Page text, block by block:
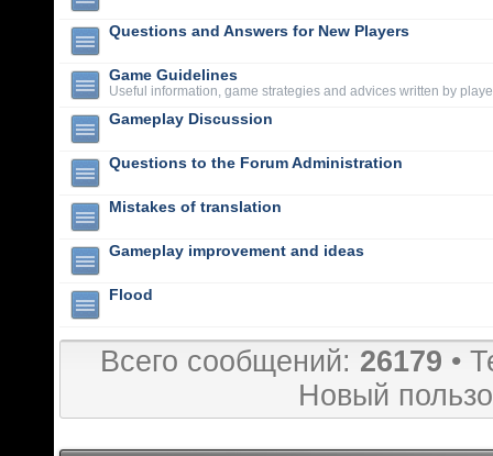
Questions and Answers for New Players
Game Guidelines
Useful information, game strategies and advices written by
Gameplay Discussion
Questions to the Forum Administration
Mistakes of translation
Gameplay improvement and ideas
Flood
Всего сообщений: 26179 •
Новый